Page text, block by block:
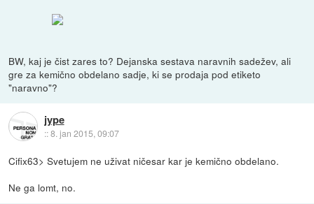
BW, kaj je čist zares to? Dejanska sestava naravnih sadežev, ali
gre za kemično obdelano sadje, ki se prodaja pod etiketo
"naravno"?
jype
::8. jan 2015, 09:07
Cifix63> Svetujem ne uživat ničesar kar je kemično obdelano.
Ne ga lomt, no.